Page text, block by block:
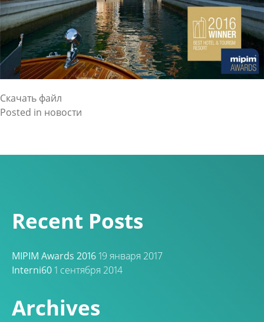
Скачать файл
Posted in новости
Recent Posts
MIPIM Awards 201619 января 2017
Interni601 сентября 2014
Archives